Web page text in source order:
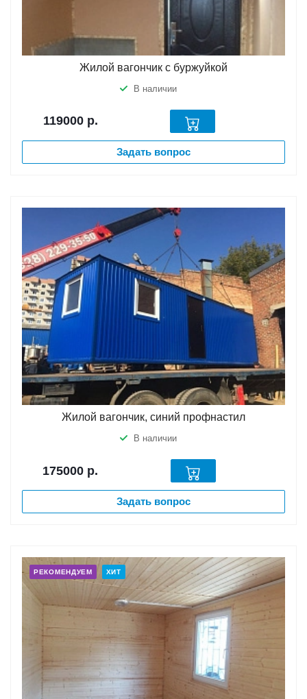
Жилой вагончик с буржуйкой
В наличии
119000 р.
Задать вопрос
Жилой вагончик, синий профнастил
В наличии
175000 р.
Задать вопрос
РЕКОМЕНДУЕМ ХИТ